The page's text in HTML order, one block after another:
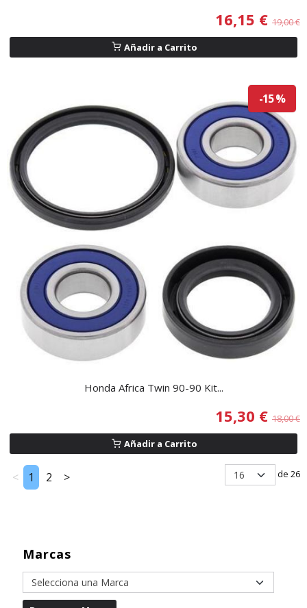
Marcas
16,15 € 19,00 €
Añadir a Carrito
-15 %
Honda Africa Twin 90-90 Kit...
15,30 € 18,00 €
Añadir a Carrito
< 1 2 > de 26